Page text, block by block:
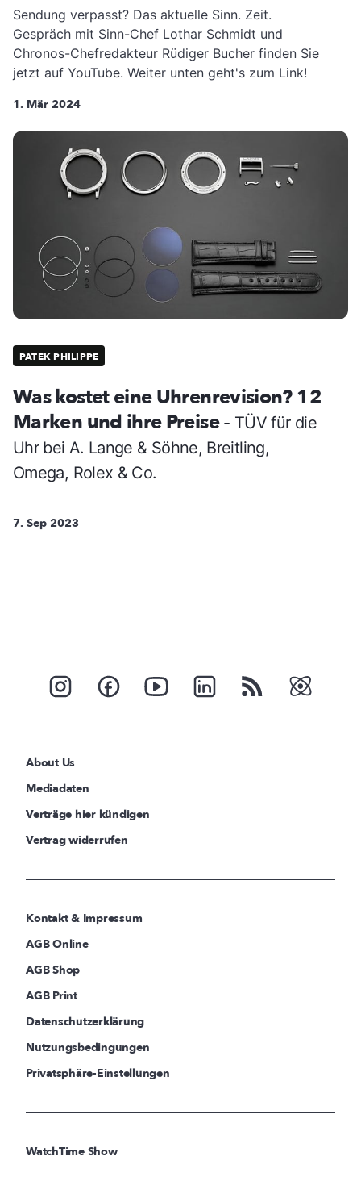
Sendung verpasst? Das aktuelle Sinn. Zeit.
Gespräch mit Sinn-Chef Lothar Schmidt und
Chronos-Chefredakteur Rüdiger Bucher finden Sie
jetzt auf YouTube. Weiter unten geht's zum Link!
1. Mär 2024
PATEK PHILIPPE
Was kostet eine Uhrenrevision? 12
Marken und ihre Preise - TÜV für die
Uhr bei A. Lange & Söhne, Breitling,
Omega, Rolex & Co.
7. Sep 2023
About Us
Mediadaten
Verträge hier kündigen
Vertrag widerrufen
Kontakt & Impressum
AGB Online
AGB Shop
AGB Print
Datenschutzerklärung
Nutzungsbedingungen
Privatsphäre-Einstellungen
WatchTime Show